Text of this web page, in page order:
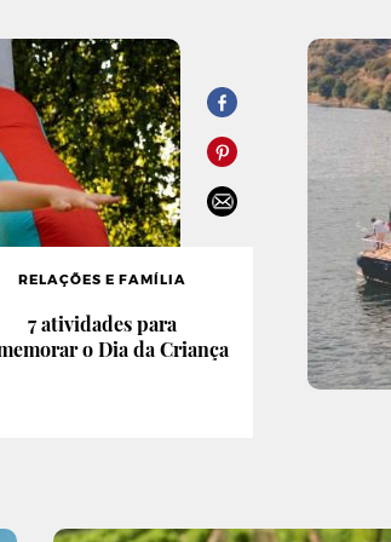
RELAÇÕES E FAMÍLIA
7 atividades para
o Dia da Criança